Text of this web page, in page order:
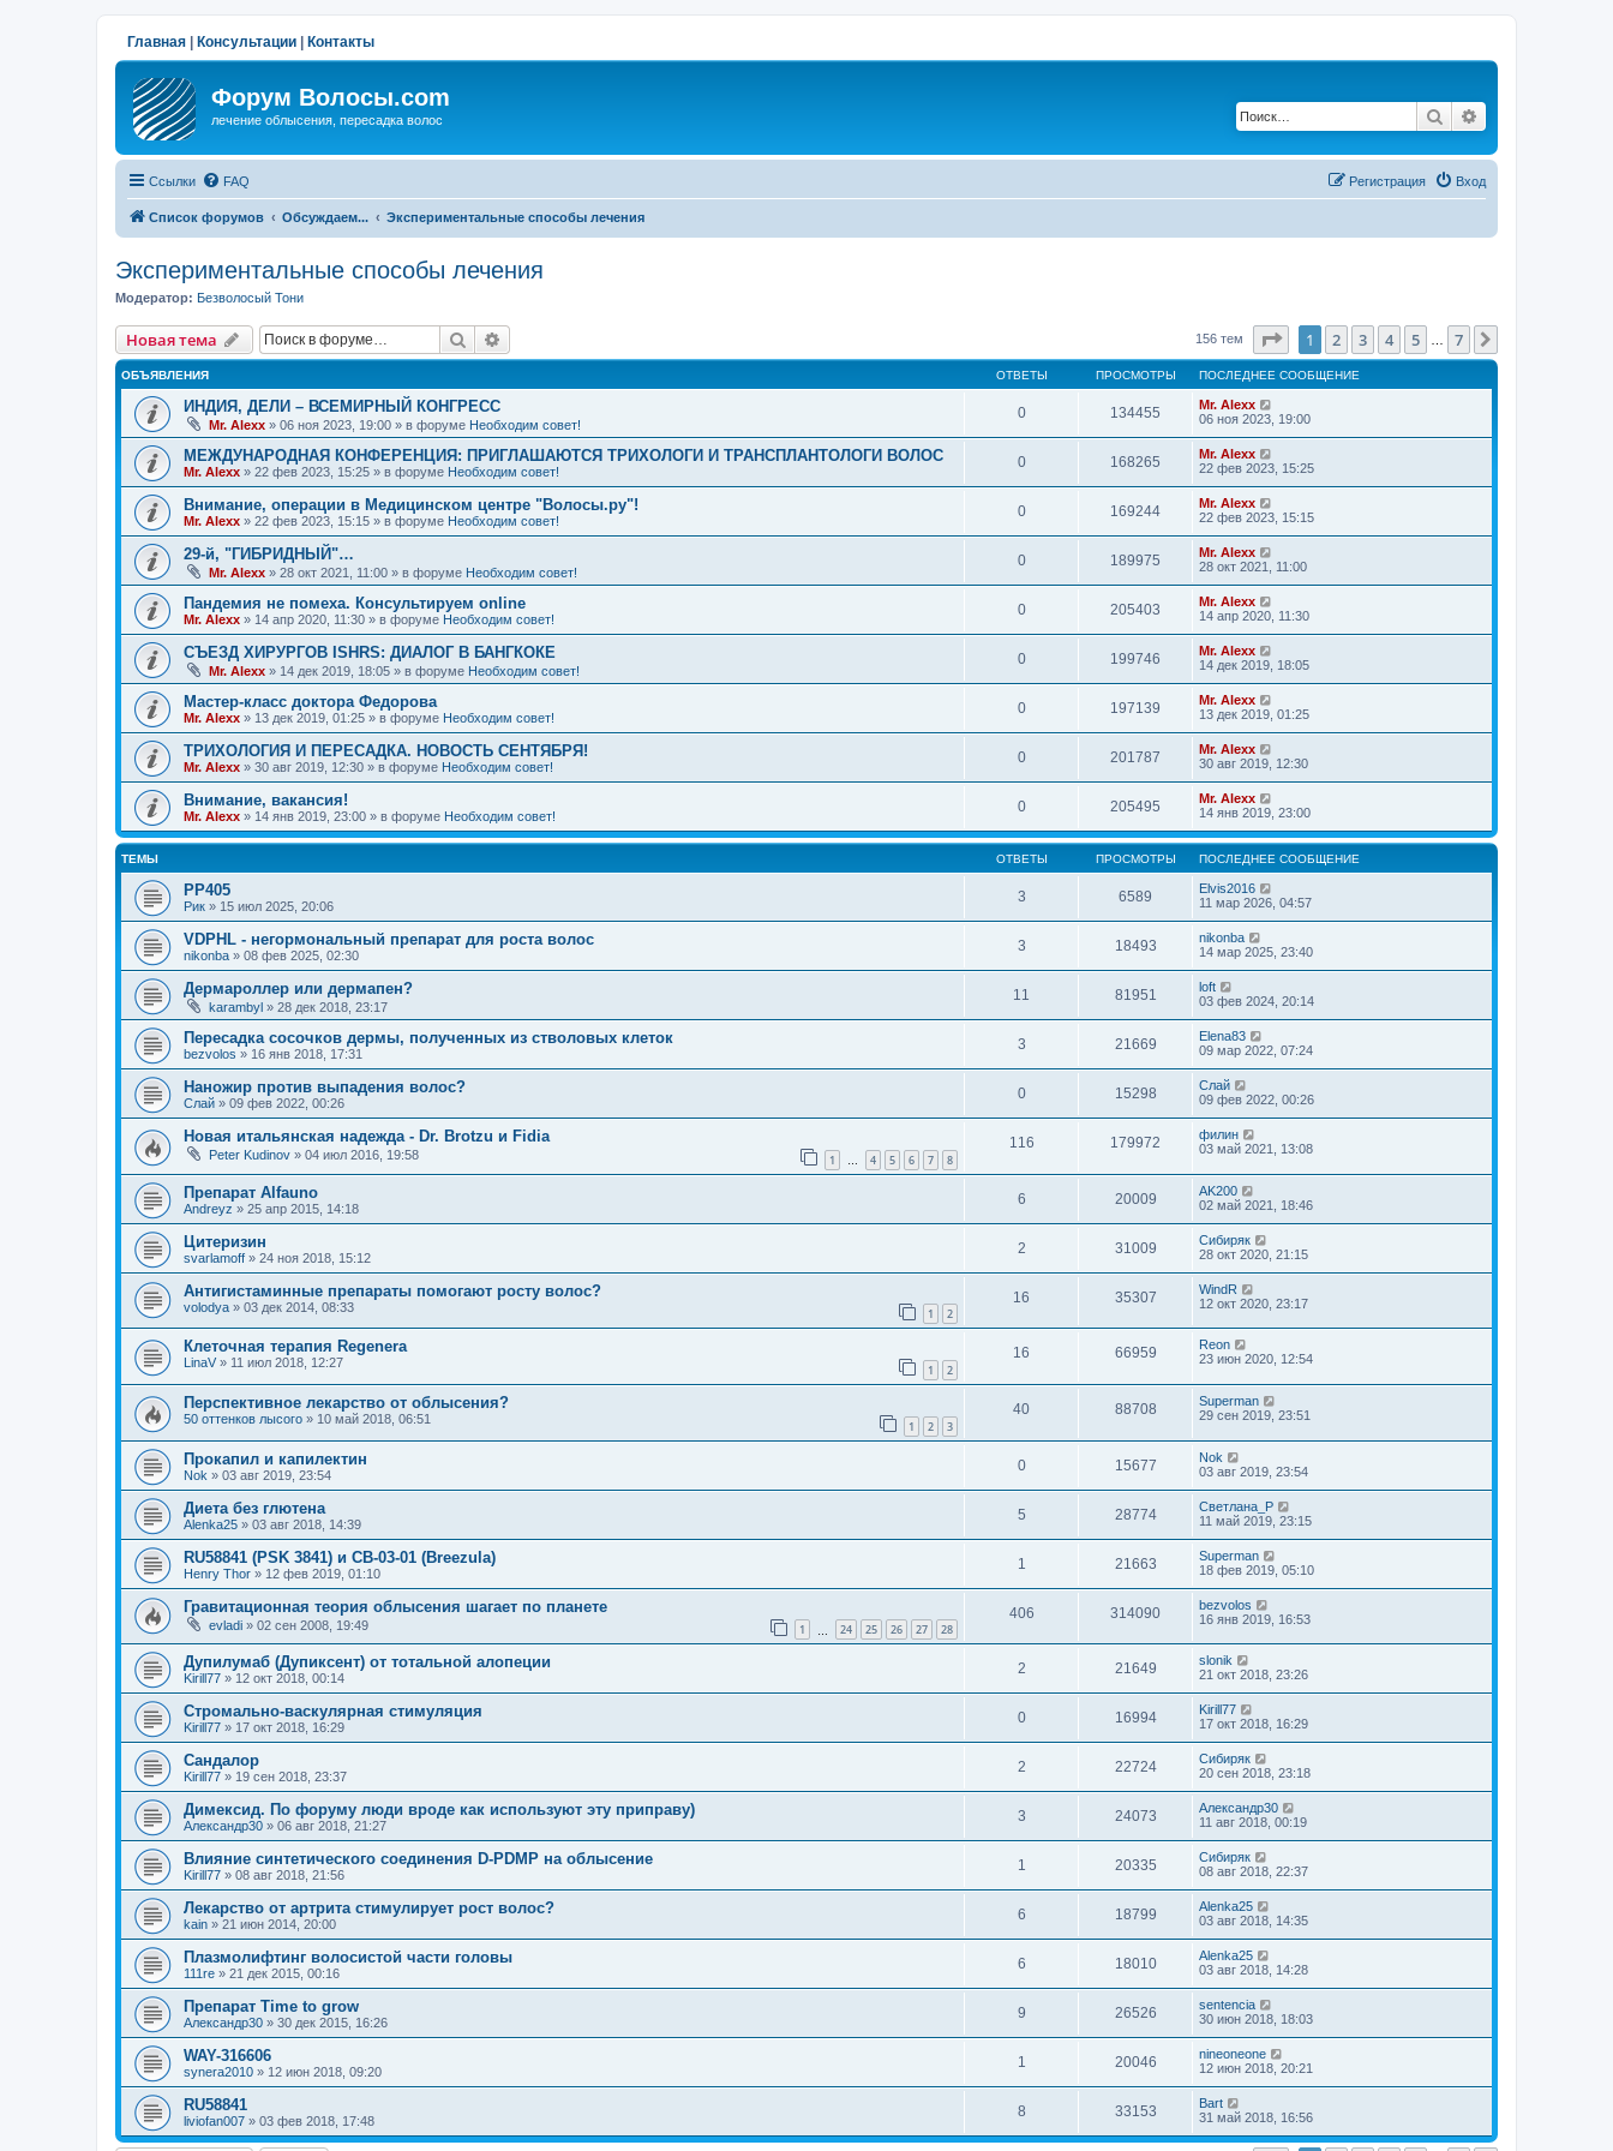
Главная Консультации Контакты
Форум Волосы.com
лечение облысения, пересадка волос Поиск
Ссылки FAQ Вход
Регистрация
Список форумов Обсуждаем... Экспериментальные способы лечения
Экспериментальные способы лечения
Модератор: Безволосый Тони
Новая тема Поиск 156 тем Страница1 из
1 2 3 4 5 7
ОБЪЯВЛЕНИЯ ОТВЕТЫ ПРОСМОТРЫ ПОСЛЕДНЕЕ СООБЩЕНИЕ
ИНДИЯ, ДЕЛИ – ВСЕМИРНЫЙ КОНГРЕСС
Mr. Alexx » 06 ноя 2023, 19:00 » в форуме Необходим совет!
0 134455
Mr. Alexx
06 ноя 2023, 19:00
МЕЖДУНАРОДНАЯ КОНФЕРЕНЦИЯ: ПРИГЛАШАЮТСЯ ТРИХОЛОГИ И ТРАНСПЛАНТОЛОГИ ВОЛОС
Mr. Alexx » 22 фев 2023, 15:25 » в форуме Необходим совет!
0 168265
Mr. Alexx
22 фев 2023, 15:25
Внимание, операции в Медицинском центре "Волосы.ру"!
Mr. Alexx » 22 фев 2023, 15:15 » в форуме Необходим совет!
0 169244
Mr. Alexx
22 фев 2023, 15:15
29-й, "ГИБРИДНЫЙ"…
Mr. Alexx » 28 окт 2021, 11:00 » в форуме Необходим совет!
0 189975
Mr. Alexx
28 окт 2021, 11:00
Пандемия не помеха. Консультируем online
Mr. Alexx » 14 апр 2020, 11:30 » в форуме Необходим совет!
0 205403
Mr. Alexx
14 апр 2020, 11:30
СЪЕЗД ХИРУРГОВ ISHRS: ДИАЛОГ В БАНГКОКЕ
Mr. Alexx » 14 дек 2019, 18:05 » в форуме Необходим совет!
0 199746
Mr. Alexx
14 дек 2019, 18:05
Мастер-класс доктора Федорова
Mr. Alexx » 13 дек 2019, 01:25 » в форуме Необходим совет!
0 197139
Mr. Alexx
13 дек 2019, 01:25
ТРИХОЛОГИЯ И ПЕРЕСАДКА. НОВОСТЬ СЕНТЯБРЯ!
Mr. Alexx » 30 авг 2019, 12:30 » в форуме Необходим совет!
0 201787
Mr. Alexx
30 авг 2019, 12:30
Внимание, вакансия!
Mr. Alexx » 14 янв 2019, 23:00 » в форуме Необходим совет!
0 205495
Mr. Alexx
14 янв 2019, 23:00
ТЕМЫ ОТВЕТЫ ПРОСМОТРЫ ПОСЛЕДНЕЕ СООБЩЕНИЕ
РР405
Рик » 15 июл 2025, 20:06
3 6589
Elvis2016
11 мар 2026, 04:57
VDPHL - негормональный препарат для роста волос
nikonba » 08 фев 2025, 02:30
3 18493
nikonba
14 мар 2025, 23:40
Дермароллер или дермапен?
karambyl » 28 дек 2018, 23:17
11 81951
loft
03 фев 2024, 20:14
Пересадка сосочков дермы, полученных из стволовых клеток
bezvolos » 16 янв 2018, 17:31
3 21669
Elena83
09 мар 2022, 07:24
Наножир против выпадения волос?
Слай » 09 фев 2022, 00:26
0 15298
Слай
09 фев 2022, 00:26
Новая итальянская надежда - Dr. Brotzu и Fidia
Peter Kudinov » 04 июл 2016, 19:58 1 … 4 5 6 7 8
116 179972
филин
03 май 2021, 13:08
Препарат Alfauno
Andreyz » 25 апр 2015, 14:18
6 20009
AK200
02 май 2021, 18:46
Цитеризин
svarlamoff » 24 ноя 2018, 15:12
2 31009
Сибиряк
28 окт 2020, 21:15
Антигистаминные препараты помогают росту волос?
volodya » 03 дек 2014, 08:33 1 2
16 35307
WindR
12 окт 2020, 23:17
Клеточная терапия Regenera
LinaV » 11 июл 2018, 12:27 1 2
16 66959
Reon
23 июн 2020, 12:54
Перспективное лекарство от облысения?
50 оттенков лысого » 10 май 2018, 06:51 1 2 3
40 88708
Superman
29 сен 2019, 23:51
Прокапил и капилектин
Nok » 03 авг 2019, 23:54
0 15677
Nok
03 авг 2019, 23:54
Диета без глютена
Alenka25 » 03 авг 2018, 14:39
5 28774
Светлана_P
11 май 2019, 23:15
RU58841 (PSK 3841) и CB-03-01 (Breezula)
Henry Thor » 12 фев 2019, 01:10
1 21663
Superman
18 фев 2019, 05:10
Гравитационная теория облысения шагает по планете
evladi » 02 сен 2008, 19:49 1 24 25 26 27 28
406 314090
bezvolos
16 янв 2019, 16:53
Дупилумаб (Дупиксент) от тотальной алопеции
Kirill77 » 12 окт 2018, 00:14
2 21649
slonik
21 окт 2018, 23:26
Стромально-васкулярная стимуляция
Kirill77 » 17 окт 2018, 16:29
0 16994
Kirill77
17 окт 2018, 16:29
Сандалор
Kirill77 » 19 сен 2018, 23:37
2 22724
Сибиряк
20 сен 2018, 23:18
Димексид. По форуму люди вроде как используют эту приправу)
Александр30 » 06 авг 2018, 21:27
3 24073
Александр30
11 авг 2018, 00:19
Влияние синтетического соединения D-PDMP на облысение
Kirill77 » 08 авг 2018, 21:56
1 20335
Сибиряк
08 авг 2018, 22:37
Лекарство от артрита стимулирует рост волос?
kain » 21 июн 2014, 20:00
6 18799
Alenka25
03 авг 2018, 14:35
Плазмолифтинг волосистой части головы
111re » 21 дек 2015, 00:16
6 18010
Alenka25
03 авг 2018, 14:28
Препарат Time to grow
Александр30 » 30 дек 2015, 16:26
9 26526
sentencia
30 июн 2018, 18:03
WAY-316606
synera2010 » 12 июн 2018, 09:20
1 20046
nineoneone
12 июн 2018, 20:21
RU58841
liviofan007 » 03 фев 2018, 17:48
8 33153
Bart
31 май 2018, 16:56